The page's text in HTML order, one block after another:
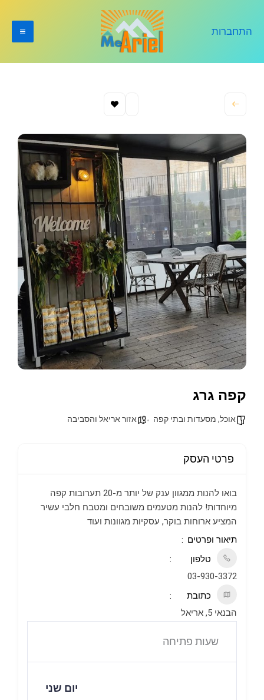
התחברות
קפה גרג
אוכל, מסעדות ובתי קפה אזור אריאל והסביבה
פרטי העסק
בואו להנות ממגוון ענק של יותר מ-20 תערובות קפה
מיוחדות! להנות מטעמים משובחים ומטבח חלבי עשיר
המציע ארוחות בוקר, עסקיות מגוונות ועוד
תיאור ופרטים
טלפון
03-930-3372
כתובת
הבנאי 5, אריאל
שעות פתיחה
יום שני